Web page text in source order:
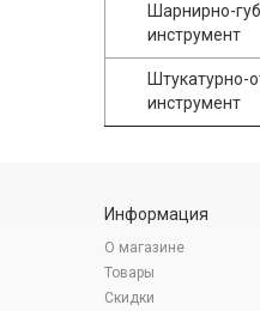
Шарнирно-
инструмент
Штукатурно-
инструмент
Информация
О магазине
Товары
Скидки